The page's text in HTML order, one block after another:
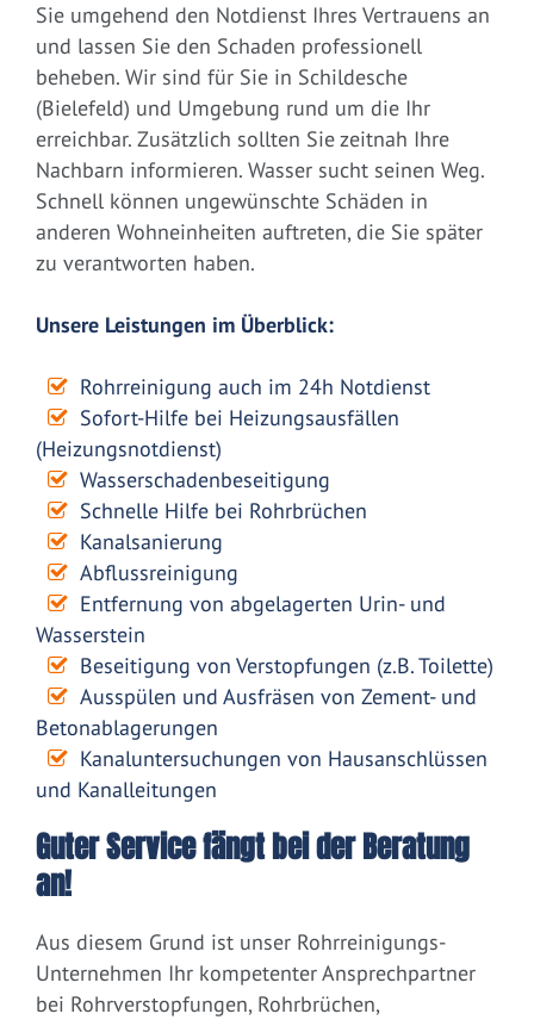
Sie umgehend den Notdienst Ihres Vertrauens an
und lassen Sie den Schaden professionell
beheben. Wir sind für Sie in Schildesche
(Bielefeld) und Umgebung rund um die Ihr
erreichbar. Zusätzlich sollten Sie zeitnah Ihre
Nachbarn informieren. Wasser sucht seinen Weg.
Schnell können ungewünschte Schäden in
anderen Wohneinheiten auftreten, die Sie später
zu verantworten haben.
Unsere Leistungen im Überblick:
Rohrreinigung auch im 24h Notdienst
Sofort-Hilfe bei Heizungsausfällen
(Heizungsnotdienst)
Wasserschadenbeseitigung
Schnelle Hilfe bei Rohrbrüchen
Kanalsanierung
Abflussreinigung
Entfernung von abgelagerten Urin- und
Wasserstein
Beseitigung von Verstopfungen (z.B. Toilette)
Ausspülen und Ausfräsen von Zement- und
Betonablagerungen
Kanaluntersuchungen von Hausanschlüssen
und Kanalleitungen
Guter Service fängt bei der Beratung
an!
Aus diesem Grund ist unser Rohrreinigungs-
Unternehmen Ihr kompetenter Ansprechpartner
bei Rohrverstopfungen, Rohrbrüchen,